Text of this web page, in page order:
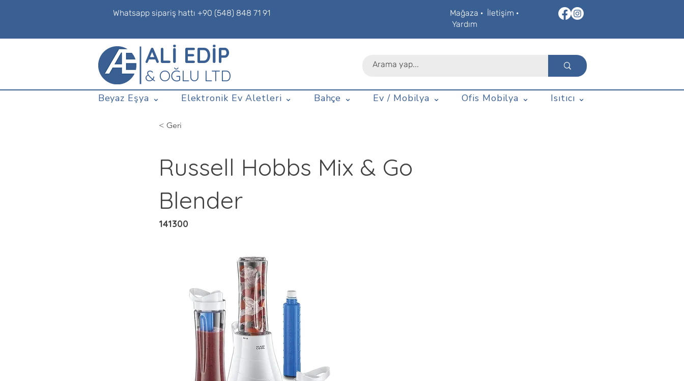
Whatsapp sipariş hattı +90 (548) 848 71 91 Mağaza · İletişim ·
Yardım
ALİ EDİP
& OĞLU LTD
Beyaz Eşya ⌄ Elektronik Ev Aletleri ⌄ Bahçe ⌄ Ev / Mobilya ⌄ Ofis Mobilya ⌄ Isıtıcı ⌄
< Geri
Russell Hobbs Mix & Go
Blender
141300